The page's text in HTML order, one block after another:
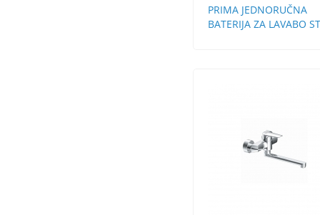
PRIMA JEDNORUČNA
BATERIJA ZA LAVABO